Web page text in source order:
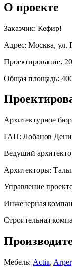
О проекте
Заказчик: Кефир!
Адрес: Москва, ул.
Проектирование:
Общая площадь:
Архитектурное
ГАП: Лобанов
Ведущий
Архитекторы:
Управление
Инженерная
Строительная
Мебель: Actiu, Arper,